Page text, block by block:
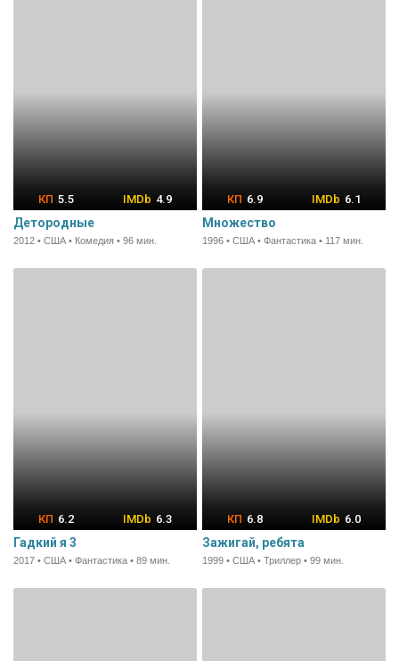
5.5 4.9
Детородные
2012 • США • Комедия • 96 мин.
6.9 6.1
Множество
1996 • США • Фантастика • 117 мин.
6.2 6.3
Гадкий я 3
2017 • США • Фантастика • 89 мин.
6.8 6.0
Зажигай, ребята
1999 • США • Триллер • 99 мин.